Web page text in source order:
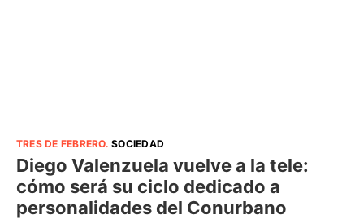
TRES DE FEBRERO.SOCIEDAD
Diego Valenzuela vuelve a la tele:
cómo será su ciclo dedicado a
personalidades del Conurbano